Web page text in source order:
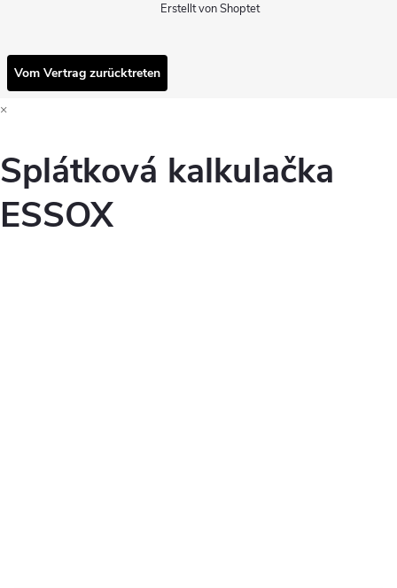
Erstellt von Shoptet
Vom Vertrag zurücktreten
×
Splátková kalkulačka
ESSOX